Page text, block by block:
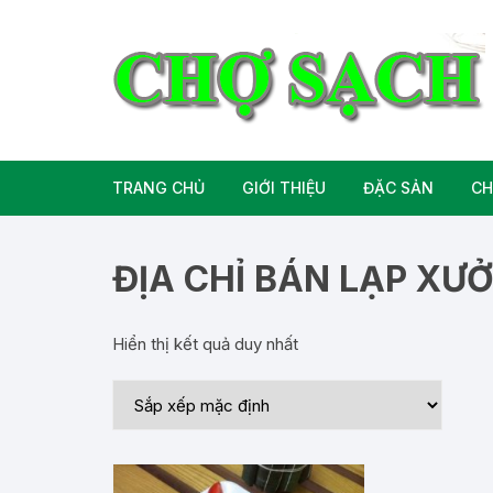
TRANG CHỦ GIỚI THIỆU ĐẶC SẢN
Đặc Sản Miền
Rượu bia đặc sản
ĐỊA CHỈ BÁN LẠP
Hiển thị kết quả duy nhất